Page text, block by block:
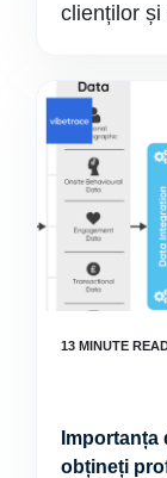
clienților
obțineți